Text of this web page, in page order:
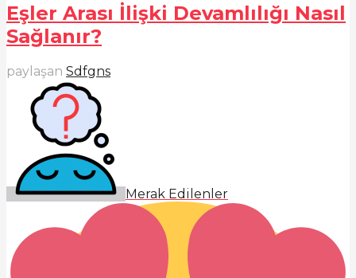
Eşler Arası İlişki Devamlılığı Nasıl
Sağlanır?
paylaşan Sdfgns
Merak Edilenler